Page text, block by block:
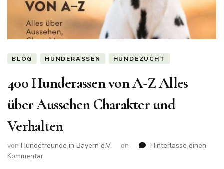
BLOG HUNDERASSEN HUNDEZUCHT
400 Hunderassen von A-Z Alles
über Aussehen Charakter und
Verhalten
von Hundefreunde in Bayern e.V. on
Hinterlasse einen
Kommentarzu